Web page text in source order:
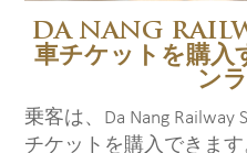
DA NANG
車チケットを購入
ン
乗客は、Da Nang
チケットを購入できま